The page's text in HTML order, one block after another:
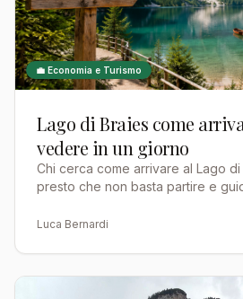
💼 Economia e Turismo
Lago di Braies come
vedere in un giorno
Chi cerca come arrivare al Lago
presto che non basta partire e
metri nel c…
Luca Bernardi